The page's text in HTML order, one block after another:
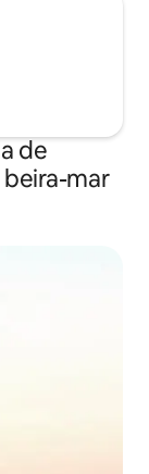
de
mar